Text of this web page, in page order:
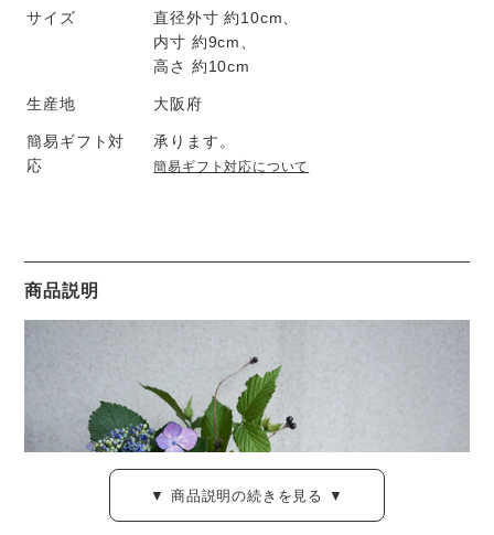
サイズ
直径外寸 約10cm、
内寸 約9cm、
高さ 約10cm
生産地 大阪府
簡易ギフト対
応
承ります。
簡易ギフト対応について
商品説明
▼ 商品説明の続きを見る ▼